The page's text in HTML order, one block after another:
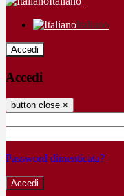
Italiano
Accedi
Accedi
button close ×
Password dimenticata?